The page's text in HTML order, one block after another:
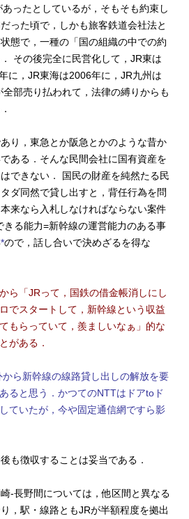
ったとしているが，そもそも約束し
った頃で，しかも旅客鉄道会社法と
態で，一種の「国の組織の中での約
その後完全に民営化して，JR東は
に，JR東海は2006年に，JR九州は
部売り払われて，法律の縛りからも
り，東急とか阪急とかのような昔か
ある．そんな民間会社に国有資産を
できない．
国民の財産を純然たる民
ダ同然で貸し出すと，背任行為を問
来なら入札しなければならない案件
きる能力=新幹線の運営能力のある事
*ので，話し合いで決めざるを得な
ら「JRって，国鉄の借金帳消しにし
でスタートして，新幹線という収益
もらっていて，羨ましいなぁ」的な
がある．
ら新幹線の線路貸し出しの解放を要
ると思う．かつてのNTTはドアtoド
ていたが，今や固定通信網ですら影
も徴収することは妥当である．
-長野間については，他区間と異なる
，駅・線路ともJRが半額程度を拠出